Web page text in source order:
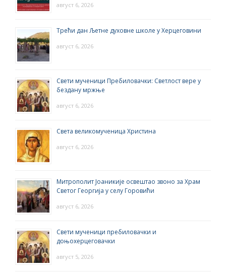
август 6, 2026
Трећи дан Љетне духовне школе у Херцеговини
август 6, 2026
Свети мученици Пребиловачки: Светлост вере у
бездану мржње
август 6, 2026
Света великомученица Христина
август 6, 2026
Митрополит Јоаникије освештао звоно за Храм
Светог Георгија у селу Горовићи
август 6, 2026
Свети мученици пребиловачки и
доњохерцеговачки
август 5, 2026